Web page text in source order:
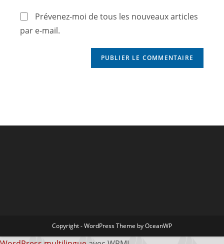
Prévenez-moi de tous les nouveaux articles
par e-mail.
Copyright - WordPress Theme by OceanWP